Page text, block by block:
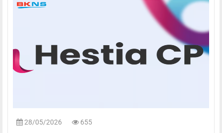
28/05/2026 655